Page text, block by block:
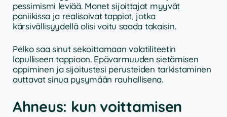
pessimismi leviää. Monet sijoittajat myyvät
paniikissa ja realisoivat tappiot, jotka
kärsivällisyydellä olisi voitu saada takaisin.
Pelko saa sinut sekoittamaan volatiliteetin
lopulliseen tappioon. Epävarmuuden sietämisen
oppiminen ja sijoitustesi perusteiden tarkistaminen
auttavat sinua pysymään rauhallisena.
Ahneus: kun voittamisen